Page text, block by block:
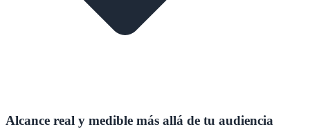
Alcance real y medible más allá de tu audiencia